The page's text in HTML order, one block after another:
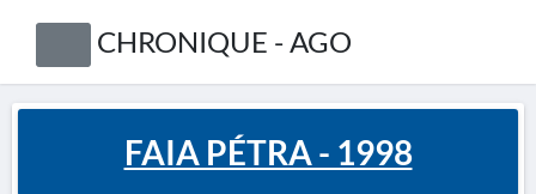
CHRONIQUE - AGO
FAIA PÉTRA - 1998